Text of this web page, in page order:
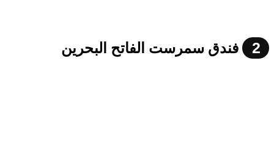
2 فندق سمرست الفاتح البحرين